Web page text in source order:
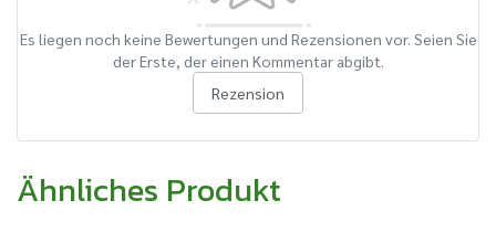
Es liegen noch keine Bewertungen und Rezensionen vor. Seien Sie
der Erste, der einen Kommentar abgibt.
Rezension
Ähnliches Produkt